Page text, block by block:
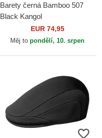
Barety černá Bamboo 507
Black Kangol
EUR 74,95
Měj to pondělí, 10. srpen